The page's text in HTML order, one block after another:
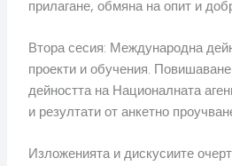
прилагане, обмяна на опит и
Втора сесия: Международна
проекти и обучения.
дейността на Националната
и резултати от анкетно
Изложенията и дискусиите